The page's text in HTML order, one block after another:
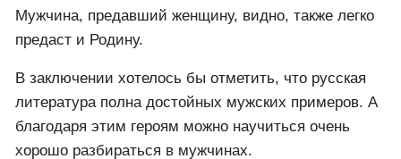
Мужчина, предавший женщину, видно, также легко
предаст и Родину.
В заключении хотелось бы отметить, что русская
литература полна достойных мужских примеров. А
благодаря этим героям можно научиться очень
хорошо разбираться в мужчинах.